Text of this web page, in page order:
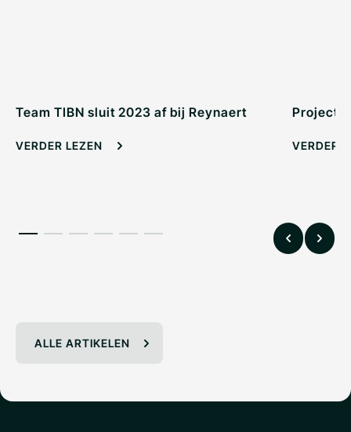
Team TIBN sluit 2023 af bij Reynaert
VERDER LEZEN
Project
VERDER
ALLE ARTIKELEN